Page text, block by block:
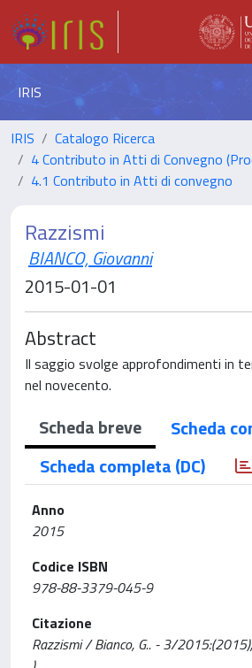
IRIS
IRIS
Catalogo Ricerca
4 Contributo in Atti di Convegno
4.1 Contributo in Atti di convegno
Razzismi
BIANCO, Giovanni
2015-01-01
Abstract
Il saggio svolge approfondimenti in
nel novecento.
Scheda breve
Scheda
Scheda completa (DC)
Anno
2015
Codice ISBN
978-88-3379-045-9
Citazione
Razzismi / Bianco, G.. - 3/